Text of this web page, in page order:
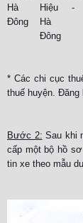
Hà
Đông
Hiệu -
Hà
Đông
* Các chi cục
thuế huyện.
Bước 2: Sau khi
cấp một bộ hồ
tin xe theo mẫu